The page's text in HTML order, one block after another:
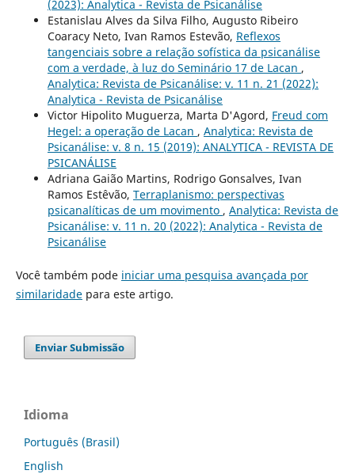
(2023): Analytica - Revista de Psicanálise
Estanislau Alves da Silva Filho, Augusto Ribeiro
Coaracy Neto, Ivan Ramos Estevão, Reflexos
tangenciais sobre a relação sofística da psicanálise
com a verdade, à luz do Seminário 17 de Lacan ,
Analytica: Revista de Psicanálise: v. 11 n. 21 (2022):
Analytica - Revista de Psicanálise
Victor Hipolito Muguerza, Marta D'Agord, Freud com
Hegel: a operação de Lacan , Analytica: Revista de
Psicanálise: v. 8 n. 15 (2019): ANALYTICA - REVISTA DE
PSICANÁLISE
Adriana Gaião Martins, Rodrigo Gonsalves, Ivan
Ramos Estêvão, Terraplanismo: perspectivas
psicanalíticas de um movimento , Analytica: Revista de
Psicanálise: v. 11 n. 20 (2022): Analytica - Revista de
Psicanálise
Você também pode iniciar uma pesquisa avançada por
similaridadepara este artigo.
Enviar Submissão
Idioma
Português (Brasil)
English